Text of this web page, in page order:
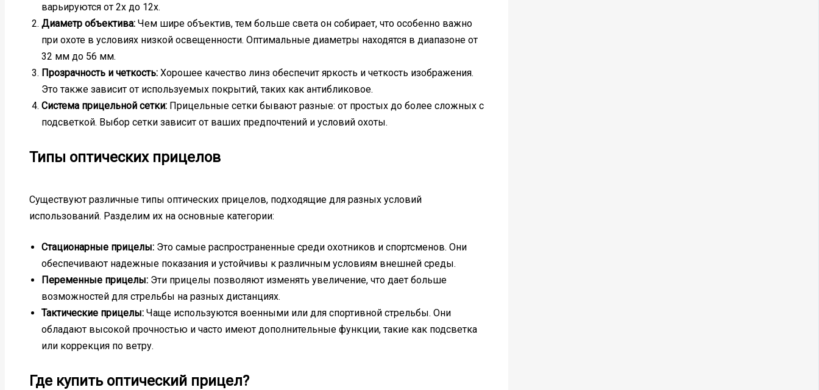
варьируются от 2x до 12x.
Диаметр объектива: Чем шире объектив, тем больше света он собирает, что особенно важно
при охоте в условиях низкой освещенности. Оптимальные диаметры находятся в диапазоне от
32 мм до 56 мм.
Прозрачность и четкость: Хорошее качество линз обеспечит яркость и четкость изображения.
Это также зависит от используемых покрытий, таких как антибликовое.
Система прицельной сетки: Прицельные сетки бывают разные: от простых до более сложных с
подсветкой. Выбор сетки зависит от ваших предпочтений и условий охоты.
Типы оптических прицелов
Существуют различные типы оптических прицелов, подходящие для разных условий
использований. Разделим их на основные категории:
Стационарные прицелы: Это самые распространенные среди охотников и спортсменов. Они
обеспечивают надежные показания и устойчивы к различным условиям внешней среды.
Переменные прицелы: Эти прицелы позволяют изменять увеличение, что дает больше
возможностей для стрельбы на разных дистанциях.
Тактические прицелы: Чаще используются военными или для спортивной стрельбы. Они
обладают высокой прочностью и часто имеют дополнительные функции, такие как подсветка
или коррекция по ветру.
Где купить оптический прицел?